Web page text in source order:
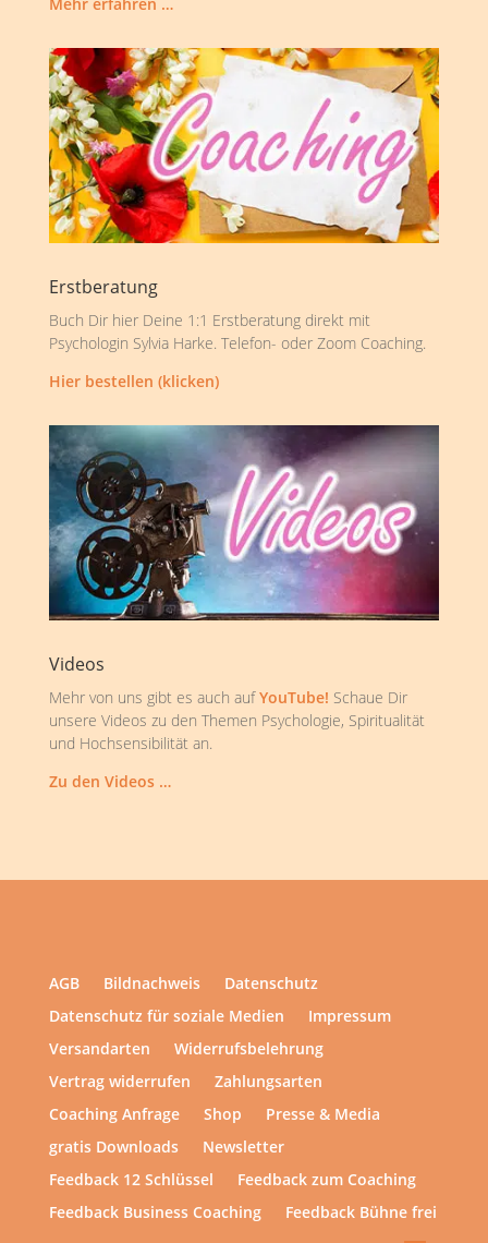
Erstberatung
Buch Dir hier Deine 1:1 Erstberatung direkt mit
Psychologin Sylvia Harke. Telefon- oder Zoom Coaching.
Hier bestellen (klicken)
Videos
Mehr von uns gibt es auch aufYouTube! Schaue Dir
unsere Videos zu den Themen Psychologie, Spiritualität
und Hochsensibilität an.
Zu den Videos …
AGB Bildnachweis
Datenschutz
Datenschutz für soziale Medien
Impressum
Versandarten
Widerrufsbelehrung
Vertrag widerrufen
Zahlungsarten
Coaching Anfrage
Shop
Presse & Media
gratis Downloads
Newsletter
Feedback 12 Schlüssel
Feedback zum Coaching
Feedback Business Coaching
Feedback Bühne frei